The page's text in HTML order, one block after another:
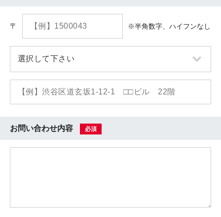
〒 ※半角数字、ハイフンなし
お問い合わせ内容 必須